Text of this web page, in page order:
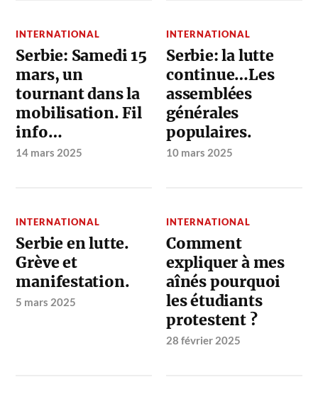
INTERNATIONAL
Serbie: Samedi 15
mars, un
tournant dans la
mobilisation. Fil
info…
14 mars 2025
INTERNATIONAL
Serbie: la lutte
continue…Les
assemblées
générales
populaires.
10 mars 2025
INTERNATIONAL
Serbie en lutte.
Grève et
manifestation.
5 mars 2025
INTERNATIONAL
Comment
expliquer à mes
aînés pourquoi
les étudiants
protestent ?
28 février 2025